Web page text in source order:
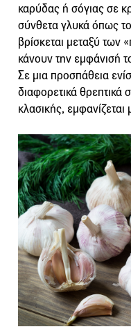
καρύδας ή σόγιας σε
σύνθετα γλυκά όπως
βρίσκεται μεταξύ των
κάνουν την εμφάνισή
Σε μια προσπάθεια
διαφορετικά θρεπτικά
κλασικής,